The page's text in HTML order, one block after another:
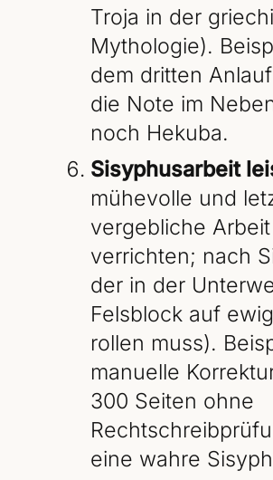
Troja in der
Mythologie).
dem dritten
die Note im
noch Hekuba.
Sisyphusarbeit
mühevolle und
vergebliche Arbeit
verrichten; nach
der in der
Felsblock auf
rollen muss).
manuelle
300 Seiten ohne
eine wahre